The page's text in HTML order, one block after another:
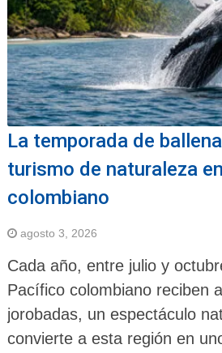
La temporada de
turismo de naturaleza
colombiano
agosto 3, 2026
Cada año, entre julio y
Pacífico colombiano reciben
jorobadas, un espectáculo
convierte a esta región en